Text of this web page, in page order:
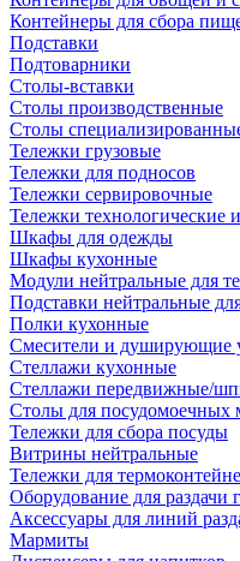
Контейнеры для сбора
Подставки
Подтоварники
Столы-вставки
Столы производственные
Столы
Тележки грузовые
Тележки для подносов
Тележки сервировочные
Тележки технологические
Шкафы для одежды
Шкафы кухонные
Модули нейтральные для
Подставки нейтральные
Полки кухонные
Смесители и душирующие
Стеллажи кухонные
Стеллажи передвижные/
Столы для посудомоечных
Тележки для сбора посуды
Витрины нейтральные
Тележки для
Оборудование для раздачи
Аксессуары для линий
Мармиты